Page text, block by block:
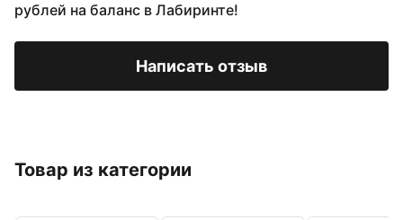
рублей на баланс в Лабиринте!
Написать отзыв
Товар из категории